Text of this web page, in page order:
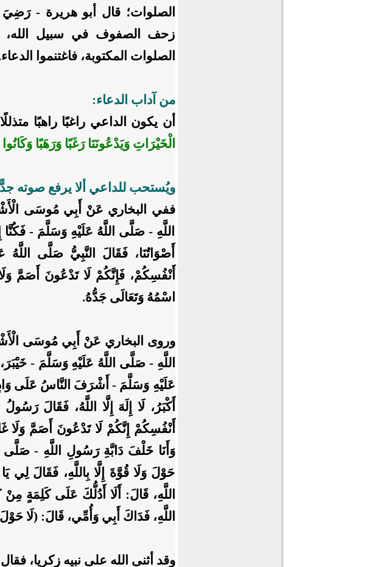
الصلوات؛ قال أبو هريرة - رَضِيَ
زحف الصفوف في سبيل الله،
الصلوات المكتوبة، فاغتنموا
من آداب الدعاء:
أن يكون الداعي راغبًا راهبًا
الْخَيْرَاتِ وَيَدْعُونَنَا رَغَبًا وَرَهَبًا
ويُستحب للداعي ألا يرفع صوته
ففي البخاري عَنْ أَبِي مُوسَى
اللَّهِ - صَلَّى اللَّهُ عَلَيْهِ وَسَلَّمَ - فَكُنَّا
أَصْوَاتُنَا، فَقَالَ النَّبِيُّ صَلَّى
أَنْفُسِكُمْ، فَإِنَّكُمْ لَا تَدْعُونَ أَصَمَّ
اسْمُهُ وَتَعَالَى جَدُّهُ.
وروى البخاري عَنْ أَبِي مُوسَى
اللَّهِ - صَلَّى اللَّهُ عَلَيْهِ وَسَلَّمَ -
عَلَيْهِ وَسَلَّمَ - أَشْرَفَ النَّاسُ عَلَى وَادٍ
أَكْبَرُ، لَا إِلَهَ إِلَّا اللَّهُ، فَقَالَ
أَنْفُسِكُمْ إِنَّكُمْ لَا تَدْعُونَ أَصَمَّ وَلَا
وَأَنَا خَلْفَ دَابَّةِ رَسُولِ اللَّهِ - صَلَّى
حَوْلَ وَلَا قُوَّةَ إِلَّا بِاللَّهِ، فَقَالَ
اللَّهِ، قَالَ: أَلَا أَدُلُّكَ عَلَى كَلِمَةٍ
اللَّهِ، فَدَاكَ أَبِي وَأُمِّي، قَالَ: (لَا حَوْلَ
وقد أثنى الله على نبيه زكريا،